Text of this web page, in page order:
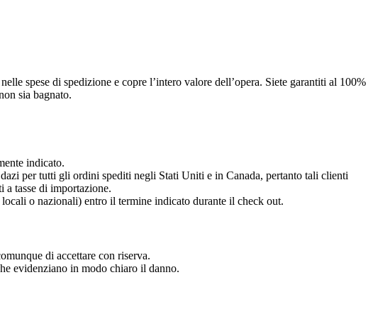
spese di spedizione e copre l’intero valore dell’opera. Siete garantiti al 100%
sia bagnato.
indicato.
per tutti gli ordini spediti negli Stati Uniti e in Canada, pertanto tali clienti
tasse di importazione.
o nazionali) entro il termine indicato durante il check out.
di accettare con riserva.
evidenziano in modo chiaro il danno.